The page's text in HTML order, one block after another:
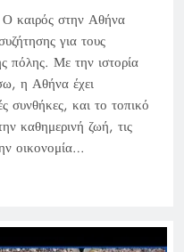
καιρός στην Αθήνα
για τους
πόλης. Με την ιστορία
η Αθήνα έχει
συνθήκες, και το τοπικό
καθημερινή ζωή, τις
οικονομία…